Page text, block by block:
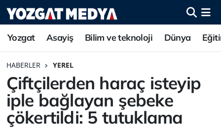
Yozgat Asayiş Bilim ve teknoloji Dünya
HABERLER YEREL
Çiftçilerden haraç isteyip
iple bağlayan şebeke
çökertildi: 5 tutuklama